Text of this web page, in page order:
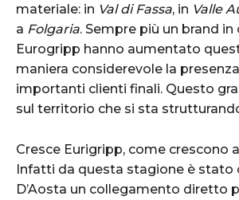
materiale: in Val di Fassa, in Valle
a Folgaria. Sempre più un brand in
Eurogripp hanno aumentato
maniera considerevole la
importanti clienti finali. Questo
sul territorio che si sta
Cresce Eurigripp, come crescono
Infatti da questa stagione è stato
D’Aosta un collegamento diretto